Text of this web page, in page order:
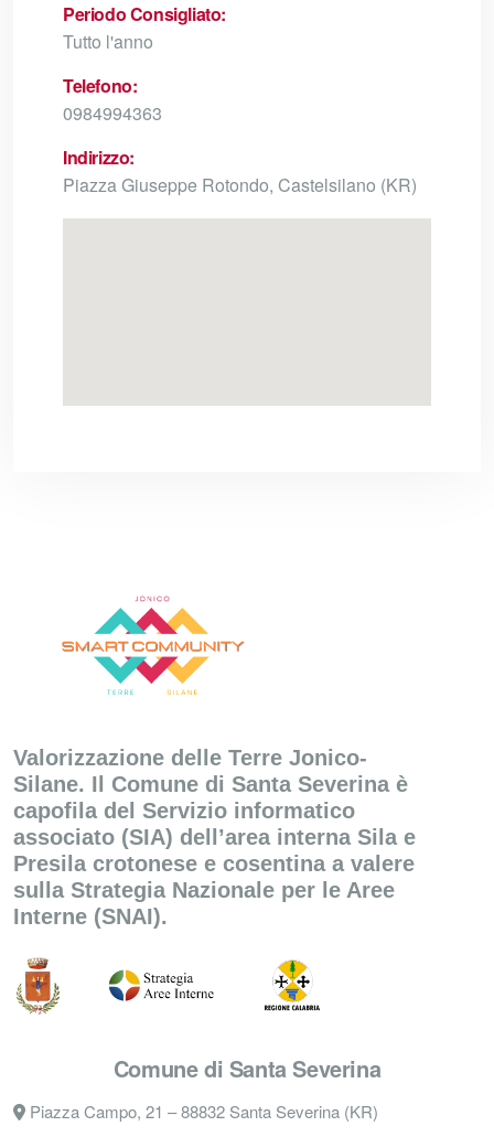
Periodo Consigliato:
Tutto l'anno
Telefono:
0984994363
Indirizzo:
Piazza Giuseppe Rotondo, Castelsilano (KR)
Valorizzazione delle Terre Jonico-
Silane. Il Comune di Santa Severina è
capofila del Servizio informatico
associato (SIA) dell’area interna Sila e
Presila crotonese e cosentina a valere
sulla Strategia Nazionale per le Aree
Interne (SNAI).
Comune di Santa Severina
Piazza Campo, 21 – 88832 Santa Severina (KR)